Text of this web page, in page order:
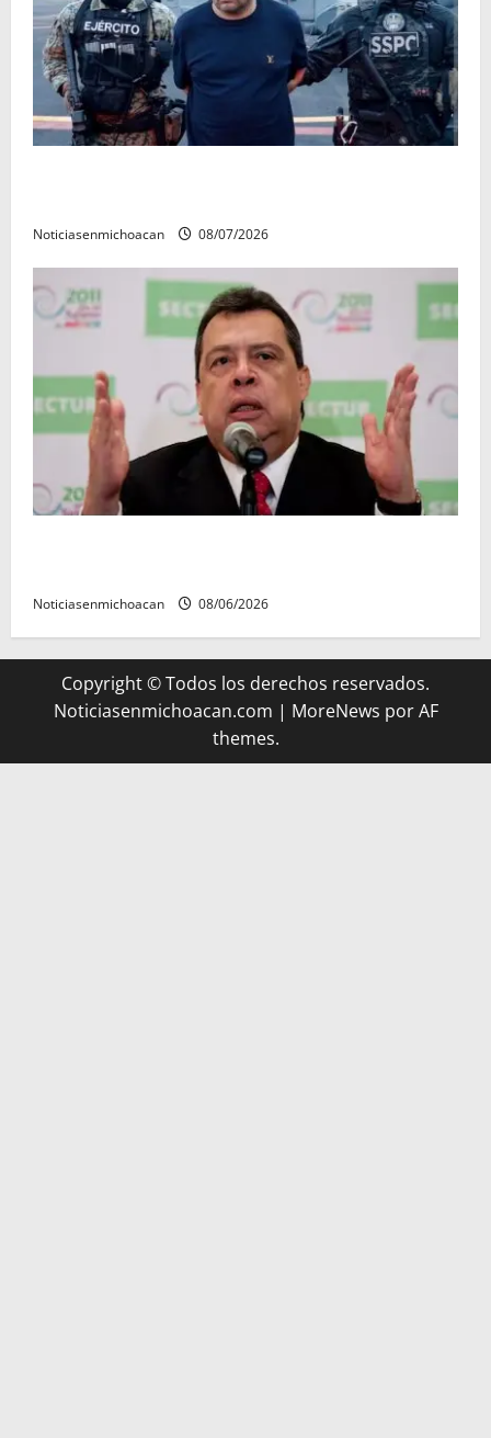
Noticiasenmichoacan 08/07/2026
Noticiasenmichoacan 08/06/2026
Copyright © Todos los derechos reservados.
Noticiasenmichoacan.com | MoreNews por AF
themes.